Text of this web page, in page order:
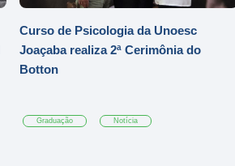
Curso de Psicologia da Unoesc
Joaçaba realiza 2ª Cerimônia do
Botton
Graduação Notícia